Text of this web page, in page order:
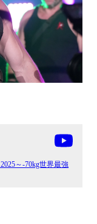
～-70kg世界最強